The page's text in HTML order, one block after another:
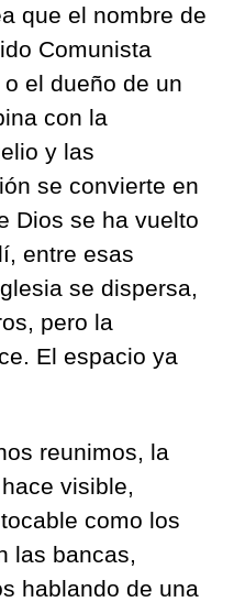
que el nombre de
Comunista
el dueño de un
con la
y las
se convierte en
Dios se ha vuelto
entre esas
se dispersa,
pero la
El espacio ya
reunimos, la
visible,
como los
las bancas,
hablando de una